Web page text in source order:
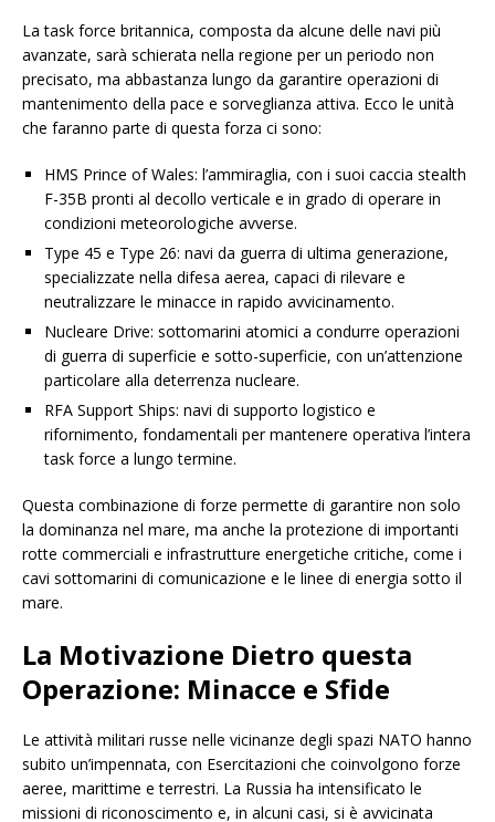
La task force britannica, composta da alcune delle navi più
avanzate, sarà schierata nella regione per un periodo non
precisato, ma abbastanza lungo da garantire operazioni di
mantenimento della pace e sorveglianza attiva. Ecco le unità
che faranno parte di questa forza ci sono:
HMS Prince of Wales: l’ammiraglia, con i suoi caccia stealth
F-35B pronti al decollo verticale e in grado di operare in
condizioni meteorologiche avverse.
Type 45 e Type 26: navi da guerra di ultima generazione,
specializzate nella difesa aerea, capaci di rilevare e
neutralizzare le minacce in rapido avvicinamento.
Nucleare Drive: sottomarini atomici a condurre operazioni
di guerra di superficie e sotto-superficie, con un’attenzione
particolare alla deterrenza nucleare.
RFA Support Ships: navi di supporto logistico e
rifornimento, fondamentali per mantenere operativa l’intera
task force a lungo termine.
Questa combinazione di forze permette di garantire non solo
la dominanza nel mare, ma anche la protezione di importanti
rotte commerciali e infrastrutture energetiche critiche, come i
cavi sottomarini di comunicazione e le linee di energia sotto il
mare.
La Motivazione Dietro questa
Operazione: Minacce e Sfide
Le attività militari russe nelle vicinanze degli spazi NATO hanno
subito un’impennata, con Esercitazioni che coinvolgono forze
aeree, marittime e terrestri. La Russia ha intensificato le
missioni di riconoscimento e, in alcuni casi, si è avvicinata